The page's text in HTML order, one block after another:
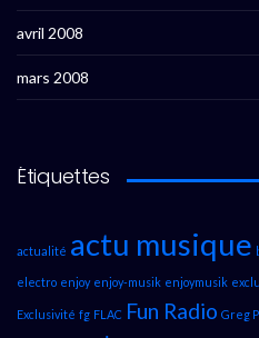
avril 2008
mars 2008
Étiquettes
actualité actu musique
electro enjoy enjoy-musik enjoymusik exclu
Exclusivité fg FLAC Fun Radio Greg